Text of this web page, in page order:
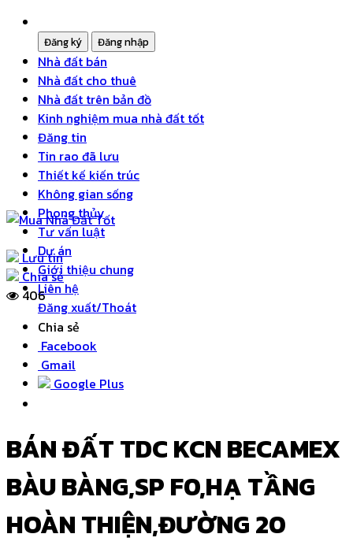
Nhà đất bán
Nhà đất cho thuê
Nhà đất trên bản đồ
Kinh nghiệm mua nhà đất tốt
Đăng tin
Tin rao đã lưu
Thiết kế kiến trúc
Không gian sống
Phong thủy
Tư vấn luật
Dự án
Giới thiệu chung
Liên hệ
Đăng xuất/Thoát
Lưu tin
Chia sẻ
406
Chia sẻ
Facebook
Gmail
Google Plus
BÁN ĐẤT TDC KCN BECAMEX
BÀU BÀNG,SP F0,HẠ TẦNG
HOÀN THIỆN,ĐƯỜNG 20